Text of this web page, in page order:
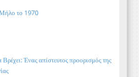
το 1970
Ένας απίστευτος προορισμός της